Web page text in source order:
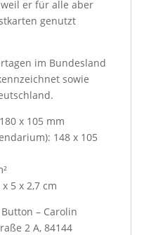
er für alle aber
genutzt
im Bundesland
sowie
x 105 mm
148 x 105
5 x 2,7 cm
– Carolin
2 A, 84144